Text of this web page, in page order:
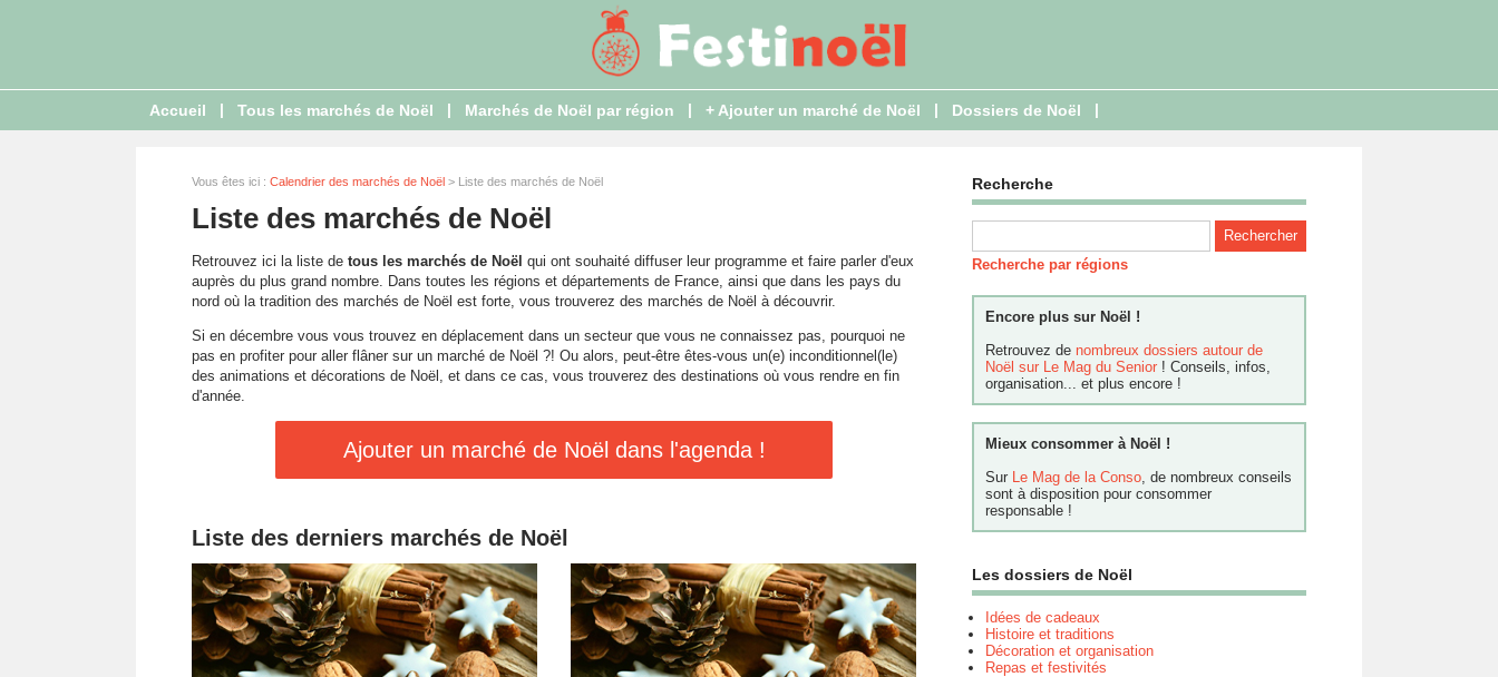
Accueil | Tous les marchés de Noël | Marchés de Noël par région | + Ajouter un marché de Noël | Dossiers de Noël |
Vous êtes ici : Calendrier des marchés de Noël > Liste des marchés de Noël
Liste des marchés de Noël
Retrouvez ici la liste de tous les marchés de Noël qui ont souhaité diffuser leur programme et faire parler d'eux
auprès du plus grand nombre. Dans toutes les régions et départements de France, ainsi que dans les pays du
nord où la tradition des marchés de Noël est forte, vous trouverez des marchés de Noël à découvrir.
Si en décembre vous vous trouvez en déplacement dans un secteur que vous ne connaissez pas, pourquoi ne
pas en profiter pour aller flâner sur un marché de Noël ?! Ou alors, peut-être êtes-vous un(e) inconditionnel(le)
des animations et décorations de Noël, et dans ce cas, vous trouverez des destinations où vous rendre en fin
d'année.
Ajouter un marché de Noël dans l'agenda !
Liste des derniers marchés de Noël
Recherche
Recherche par régions
Encore plus sur Noël !
Retrouvez de nombreux dossiers autour de
Noël sur Le Mag du Senior ! Conseils, infos,
organisation... et plus encore !
Mieux consommer à Noël !
Sur Le Mag de la Conso, de nombreux conseils
sont à disposition pour consommer
responsable !
Les dossiers de Noël
Idées de cadeaux
Histoire et traditions
Décoration et organisation
Repas et festivités